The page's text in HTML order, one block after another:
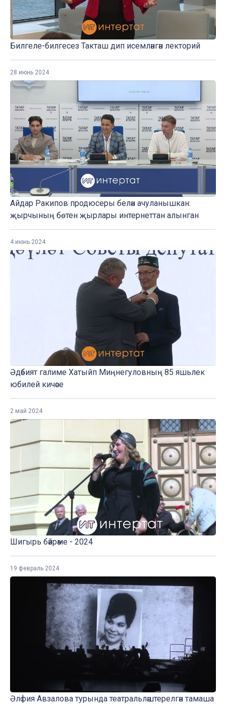
Билгеле-билгесез Такташ дип исемләнгән лекторий
28 июнь 2024
Айдар Ракипов продюсеры белән ачуланышкан:
җырчының бөтен җырлары интернеттан алынган
4 июнь 2024
Әдәбият галиме Хатыйп Миңнегуловның 85 яшьлек
юбилей кичәсе
2 май 2024
Шигырь бәйрәме - 2024
19 февраль 2024
Әлфия Авзалова турында театральләштерелгән тамаша